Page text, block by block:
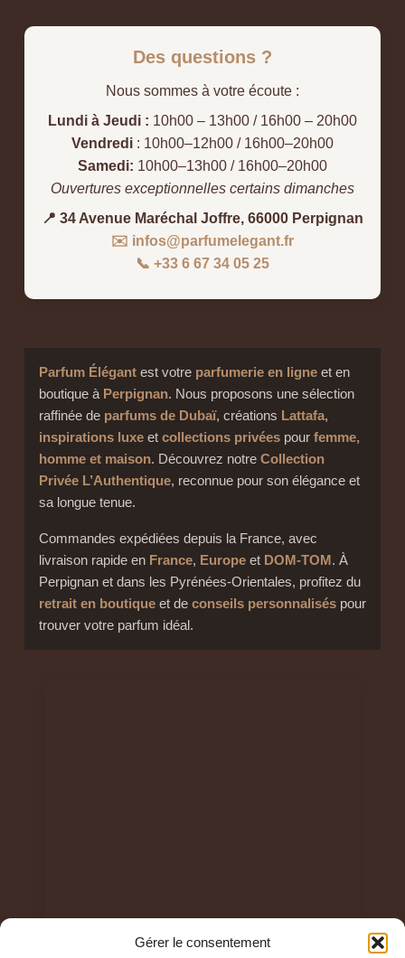
Gérer le consentement
Des questions ?
Nous sommes à votre écoute :
Lundi à Jeudi : 10h00 – 13h00 / 16h00 – 20h00
Vendredi : 10h00–12h00 / 16h00–20h00
Samedi: 10h00–13h00 / 16h00–20h00
Ouvertures exceptionnelles certains dimanches
📍 34 Avenue Maréchal Joffre, 66000 Perpignan
✉️ infos@parfumelegant.fr
📞 +33 6 67 34 05 25
Parfum Élégantest votre parfumerie en ligneet en
boutique à Perpignan. Nous proposons une sélection
raffinée de parfums de Dubaï, créations Lattafa,
inspirations luxeet collections privéespour femme,
homme et maison. Découvrez notre Collection
Privée L’Authentique, reconnue pour son élégance et
sa longue tenue.
Commandes expédiées depuis la France, avec
livraison rapide en France, Europeet DOM-TOM. À
Perpignan et dans les Pyrénées-Orientales, profitez du
retrait en boutiqueet de conseils personnaliséspour
trouver votre parfum idéal.